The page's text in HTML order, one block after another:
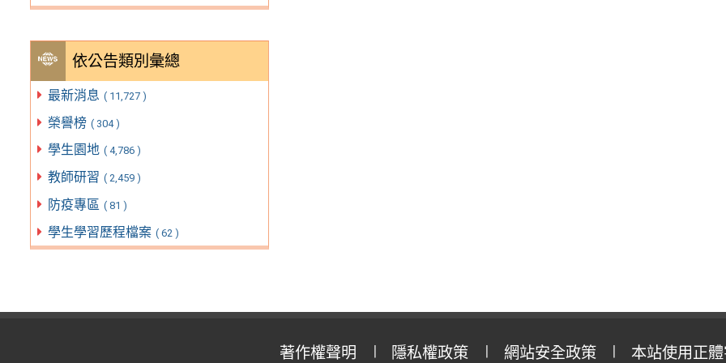
依公告類別彙總
最新消息 ( 11,727 )
榮譽榜 ( 304 )
學生園地 ( 4,786 )
教師研習 ( 2,459 )
防疫專區 ( 81 )
學生學習歷程檔案 ( 62 )
著作權聲明 隱私權政策 網站安全政策 本站使用正